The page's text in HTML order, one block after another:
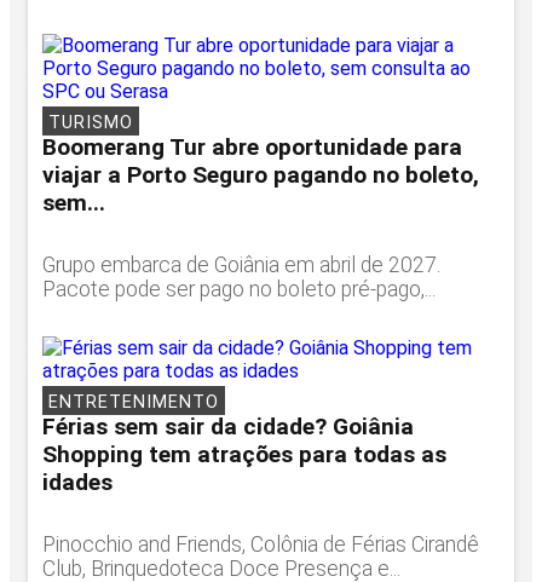
TURISMO
Boomerang Tur abre oportunidade para
viajar a Porto Seguro pagando no boleto,
sem...
Grupo embarca de Goiânia em abril de 2027.
Pacote pode ser pago no boleto pré-pago,...
ENTRETENIMENTO
Férias sem sair da cidade? Goiânia
Shopping tem atrações para todas as
idades
Pinocchio and Friends, Colônia de Férias Cirandê
Club, Brinquedoteca Doce Presença e...